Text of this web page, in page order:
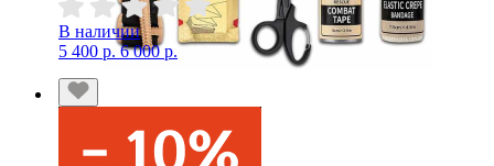
В наличии
5 400 р. 6 000 р.